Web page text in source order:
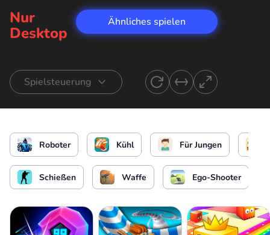
Nur
Desktop
Ähnliches spielen
Spielsteuerung
Heldenbewegung oder
Schauen Sie sich um / AIM
Pause / Menü
Roboter Kühl Für Jungen
Schießen Waffe Ego-Shooter